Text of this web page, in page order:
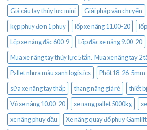
Giá cẩu tay thủy lực mini
Giải pháp vận chuyển
kẹp phuy đơn 1 phuy
lốp xe nâng 11.00-20
Lốp xe nâng đặc 600-9
Lốp đặc xe nâng 9.00-20
Mua xe nâng tay thủy lực 5 tấn. Mua xe nâng tay 2
Pallet nhựa màu xanh logistics
Phốt 18-26-5mm
sữa xe nâng tay thấp
thang nâng giá rẻ
thiết
Vỏ xe nâng 10.00-20
xe nang pallet 5000kg
xe nâng phuy dầu
Xe nâng quay đổ phuy